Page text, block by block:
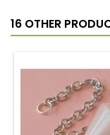
16 OTHER